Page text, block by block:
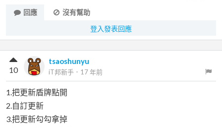
回應
沒有幫助
登入發表回應
tsaoshunyu
iT邦新手 ． 17 年前
10
1.把更新盾牌點開
2.自訂更新
3.把更新勾勾拿掉